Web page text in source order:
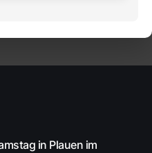
in Plauen im